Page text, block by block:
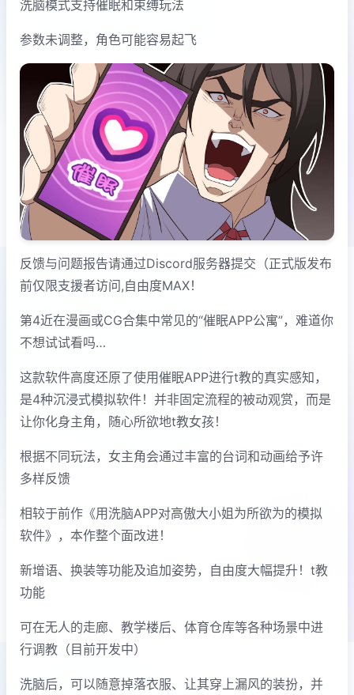
洗脑模式支持催眠和束缚玩法
参数未调整，角色可能容易起飞
反馈与问题报告请通过Discord服务器提交（正式版发布
前仅限支援者访问,自由度MAX！
第4近在漫画或CG合集中常见的“催眠APP公寓”，难道你
不想试试看吗…
这款软件高度还原了使用催眠APP进行t教的真实感知，
是4种沉浸式模拟软件！并非固定流程的被动观赏，而是
让你化身主角，随心所欲地t教女孩！
根据不同玩法，女主角会通过丰富的台词和动画给予许
多样反馈
相较于前作《用洗脑APP对高傲大小姐为所欲为的模拟
软件》，本作整个面改进！
新增语、换装等功能及追加姿势，自由度大幅提升！t教
功能
可在无人的走廊、教学楼后、体育仓库等各种场景中进
行调教（目前开发中）
洗脑后，可以随意掉落衣服、让其穿上漏风的装扮，并